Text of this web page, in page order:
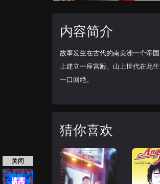
内容简介
故事发生在古代的南美洲一个帝
上建立一座宫殿。山上世代在此
一口回绝。
猜你喜欢
关闭